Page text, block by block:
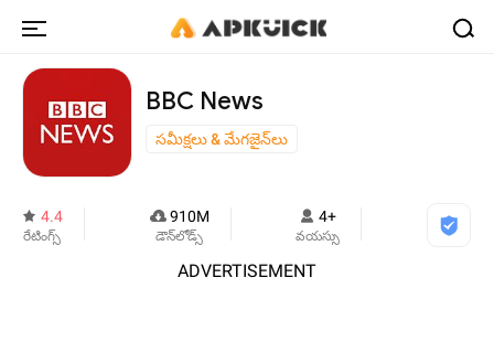
BBC News
సమీక్షలు & మేగజైన్‌లు
4.4
రేటింగ్స్
910M
డౌన్‌లోడ్స్
4+
వయస్సు
ADVERTISEMENT